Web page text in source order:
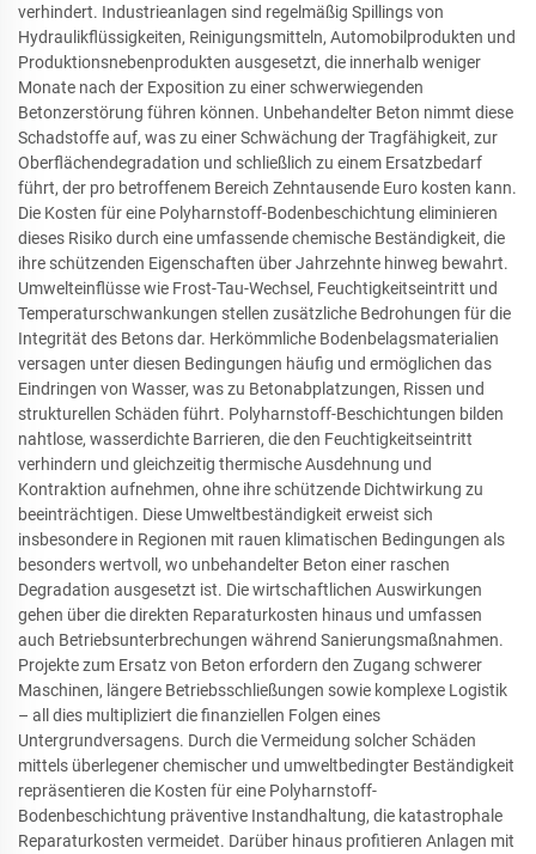
verhindert. Industrieanlagen sind regelmäßig Spillings von
Hydraulikflüssigkeiten, Reinigungsmitteln, Automobilprodukten und
Produktionsnebenprodukten ausgesetzt, die innerhalb weniger
Monate nach der Exposition zu einer schwerwiegenden
Betonzerstörung führen können. Unbehandelter Beton nimmt diese
Schadstoffe auf, was zu einer Schwächung der Tragfähigkeit, zur
Oberflächendegradation und schließlich zu einem Ersatzbedarf
führt, der pro betroffenem Bereich Zehntausende Euro kosten kann.
Die Kosten für eine Polyharnstoff-Bodenbeschichtung eliminieren
dieses Risiko durch eine umfassende chemische Beständigkeit, die
ihre schützenden Eigenschaften über Jahrzehnte hinweg bewahrt.
Umwelteinflüsse wie Frost-Tau-Wechsel, Feuchtigkeitseintritt und
Temperaturschwankungen stellen zusätzliche Bedrohungen für die
Integrität des Betons dar. Herkömmliche Bodenbelagsmaterialien
versagen unter diesen Bedingungen häufig und ermöglichen das
Eindringen von Wasser, was zu Betonabplatzungen, Rissen und
strukturellen Schäden führt. Polyharnstoff-Beschichtungen bilden
nahtlose, wasserdichte Barrieren, die den Feuchtigkeitseintritt
verhindern und gleichzeitig thermische Ausdehnung und
Kontraktion aufnehmen, ohne ihre schützende Dichtwirkung zu
beeinträchtigen. Diese Umweltbeständigkeit erweist sich
insbesondere in Regionen mit rauen klimatischen Bedingungen als
besonders wertvoll, wo unbehandelter Beton einer raschen
Degradation ausgesetzt ist. Die wirtschaftlichen Auswirkungen
gehen über die direkten Reparaturkosten hinaus und umfassen
auch Betriebsunterbrechungen während Sanierungsmaßnahmen.
Projekte zum Ersatz von Beton erfordern den Zugang schwerer
Maschinen, längere Betriebsschließungen sowie komplexe Logistik
– all dies multipliziert die finanziellen Folgen eines
Untergrundversagens. Durch die Vermeidung solcher Schäden
mittels überlegener chemischer und umweltbedingter Beständigkeit
repräsentieren die Kosten für eine Polyharnstoff-
Bodenbeschichtung präventive Instandhaltung, die katastrophale
Reparaturkosten vermeidet. Darüber hinaus profitieren Anlagen mit